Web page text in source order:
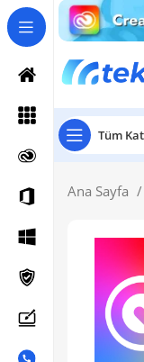
Tüm
Ana Sayfa